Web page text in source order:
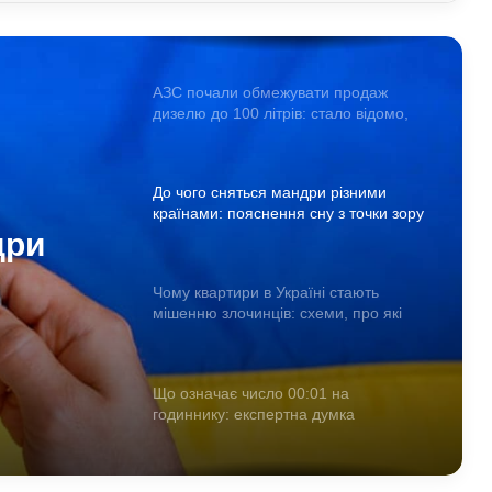
зору
кого стосується ліміт
До чого сняться мандри різними
країнами: пояснення сну з точки зору
Чому квартири в Україні стають
мішенню злочинців: схеми, про які
Що означає число 00:01 на
годиннику: експертна думка
Найкращі місця для відпочинку в
Україні наприкінці липня та на
початку серпня: поради для